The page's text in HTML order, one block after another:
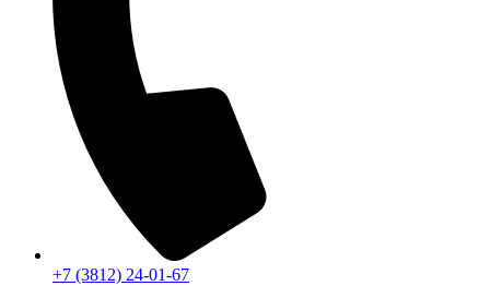
+7 (3812) 24-01-67